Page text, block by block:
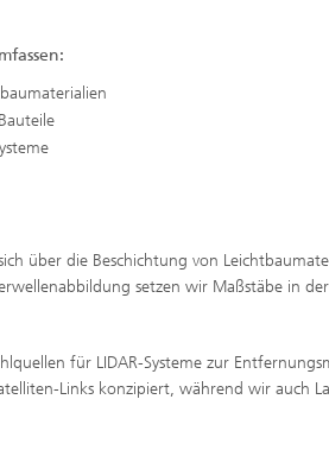
über die Beschichtung von
setzen wir Maßstäbe in
für LIDAR-Systeme zur
Links konzipiert, während wir auch